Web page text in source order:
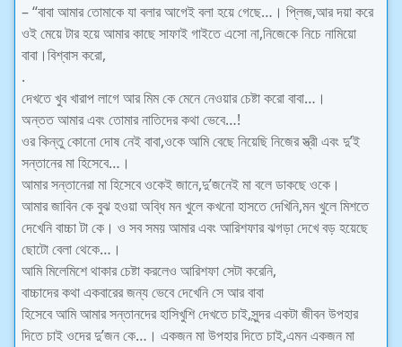
– “বাবা আমার তোমাকে যা বলার আগেই বলা হয়ে গেছে…। প্লিজ,আর দয়া করে
ওই মেয়ে টার হয়ে আমার কাছে সাফাই গাইতে এসো না,নিজেকে নিচে নামিয়ো
বাবা।বিশ্বাস করো,
.
দেখতে খুব খারাপ লাগে আর মিম কে মেনে নেওয়ার চেষ্টা করো বাবা…।
অন্তত আমার এবং তোমার নাতিদের কথা ভেবে…!
ওর কিন্তু কোনো দোষ নেই বাবা,ওকে আমি বেছে নিয়েছি নিজের স্ত্রী এবং দু’ই
সন্তানের মা হিসেবে…।
আমার সন্তানেরা মা হিসেবে ওকেই জানে,দু’জনেই মা বলে ডাকছে ওকে।
আমার জাবিন কে বুঝ হওয়া অব্ধি মন খুলে কখনো হাসতে দেখিনি,মন খুলে মিশতে
দেখেনি বাচ্চা টা কে। ও সব সময় আমার এবং আরিশফার ঝগড়া দেখে বড় হয়েছে
ছোটো বেলা থেকে…।
আমি মিলেমিশে থাকার চেষ্টা করলেও আরিশফা সেটা করেনি,
বাচ্চাদের কথা একবারের জন্য ভেবে দেখেনি সে আর বাবা
হিসেবে আমি আমার সন্তানদের হাসিখুশি দেখতে চাই,সুন্দর একটা জীবন উপহার
দিতে চাই ওদের দু’জন কে…। একজন মা উপহার দিতে চাই,এমন একজন মা